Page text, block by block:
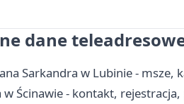
dane
Sarkandra w Lubinie - msze,
w Ścinawie - kontakt,